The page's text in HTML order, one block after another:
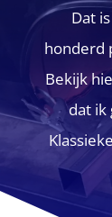
Dat
honderd
Bekijk
dat ik